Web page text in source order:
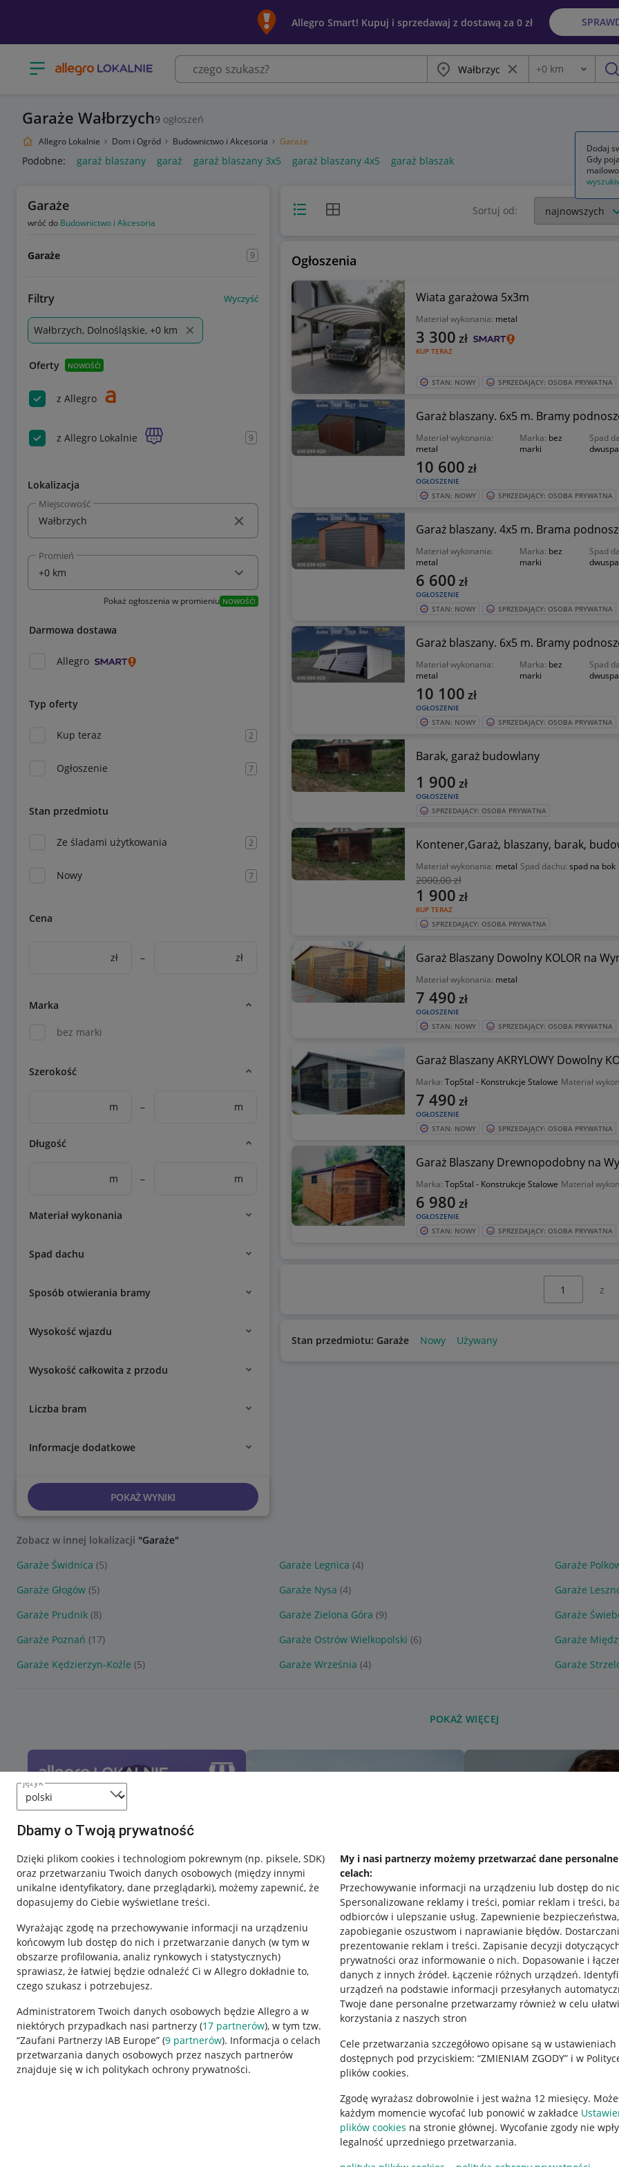
język
Dbamy o Twoją prywatność
Dzięki plikom cookies i technologiom pokrewnym (np. piksele, SDK)
oraz przetwarzaniu Twoich danych osobowych (między innymi
unikalne identyfikatory, dane przeglądarki), możemy zapewnić, że
dopasujemy do Ciebie wyświetlane treści.
Wyrażając zgodę na przechowywanie informacji na urządzeniu
końcowym lub dostęp do nich i przetwarzanie danych (w tym w
obszarze profilowania, analiz rynkowych i statystycznych)
sprawiasz, że łatwiej będzie odnaleźć Ci w Allegro dokładnie to,
czego szukasz i potrzebujesz.
Administratorem Twoich danych osobowych będzie Allegro a w
niektórych przypadkach nasi partnerzy (17 partnerów), w tym tzw.
“Zaufani Partnerzy IAB Europe” (9 partnerów). Informacja o celach
przetwarzania danych osobowych przez naszych partnerów
znajduje się w ich politykach ochrony prywatności.
My i nasi partnerzy możemy przetwarzać dane
celach:
Przechowywanie informacji na urządzeniu lub dostęp do
Spersonalizowane reklamy i treści, pomiar reklam i treści,
odbiorców i ulepszanie usług. Zapewnienie bezpieczeństwa,
zapobieganie oszustwom i naprawianie błędów.
prezentowanie reklam i treści. Zapisanie decyzji
prywatności oraz informowanie o nich. Dopasowanie i
danych z innych źródeł. Łączenie różnych urządzeń.
urządzeń na podstawie informacji przesyłanych
Twoje dane personalne przetwarzamy również w celu
korzystania z naszych stron
Cele przetwarzania szczegółowo opisane są w ustawieniach
dostępnych pod przyciskiem: “ZMIENIAM ZGODY” i w
plików cookies.
Zgodę wyrażasz dobrowolnie i jest ważna 12 miesięcy.
każdym momencie wycofać lub ponowić w zakładce
plików cookies na stronie głównej. Wycofanie zgody nie
legalność uprzedniego przetwarzania.
Allegro Smart! Kupuj i sprzedawaj z dostawą za 0 zł
Otwórz menu z kategoriami Miasto Wyczyść frazę
Odległość
+0 km
Garaże Wałbrzych9 ogłoszeń
Allegro Lokalnie Dom i Ogród Budownictwo i Akcesoria Garaże
Podobne: garaż blaszany garaż garaż blaszany 3x5 garaż blaszany 4x5 garaż blaszak
Garaże
wróć do Budownictwo i Akcesoria
Garaże 9
Filtry Wyczyść
Wałbrzych, Dolnośląskie, +0 km
Oferty NOWOŚĆ!
z Allegro
z Allegro Lokalnie 9
Lokalizacja
Miejscowość
Promień
Pokaż ogłoszenia w promieniu NOWOŚĆ!
Darmowa dostawa
Allegro
Typ oferty
Kup teraz 2
Ogłoszenie 7
Stan przedmiotu
Ze śladami użytkowania 2
Nowy 7
Cena
zł – zł
Marka
bez marki
Szerokość
m – m
Długość
m – m
Materiał wykonania
Spad dachu
Sposób otwierania bramy
Wysokość wjazdu
Wysokość całkowita z przodu
Liczba bram
Informacje dodatkowe
POKAŻ WYNIKI
Widok listyWidok siatki Sortuj od:
Ogłoszenia
Wiata garażowa 5x3m
Materiał wykonania: metal
KUP TERAZ
3 300 zł
STAN: NOWY SPRZEDAJĄCY: OSOBA PRYWATNA
Garaż blaszany. 6x5 m. Bramy
Materiał wykonania:
metal
Marka: bez
marki
Spad
OGŁOSZENIE
10 600 zł
STAN: NOWY SPRZEDAJĄCY: OSOBA PRYWATNA
Garaż blaszany. 4x5 m. Brama
Materiał wykonania:
metal
Marka: bez
marki
Spad
OGŁOSZENIE
6 600 zł
STAN: NOWY SPRZEDAJĄCY: OSOBA PRYWATNA
Garaż blaszany. 6x5 m. Bramy
Materiał wykonania:
metal
Marka: bez
marki
Spad
OGŁOSZENIE
10 100 zł
STAN: NOWY SPRZEDAJĄCY: OSOBA PRYWATNA
Barak, garaż budowlany
OGŁOSZENIE
1 900 zł
SPRZEDAJĄCY: OSOBA PRYWATNA
Kontener,Garaż, blaszany, barak,
Materiał wykonania: metal Spad dachu: spad na bok
2000,00 zł
KUP TERAZ
1 900 zł
SPRZEDAJĄCY: OSOBA PRYWATNA
Garaż Blaszany Dowolny KOLOR na
Materiał wykonania: metal
OGŁOSZENIE
7 490 zł
STAN: NOWY SPRZEDAJĄCY: OSOBA PRYWATNA
Garaż Blaszany AKRYLOWY Dowolny
Marka: TopStal - Konstrukcje Stalowe Materiał
OGŁOSZENIE
7 490 zł
STAN: NOWY SPRZEDAJĄCY: OSOBA PRYWATNA
Garaż Blaszany Drewnopodobny na
Marka: TopStal - Konstrukcje Stalowe Materiał
OGŁOSZENIE
6 980 zł
STAN: NOWY SPRZEDAJĄCY: OSOBA PRYWATNA
z
Stan przedmiotu: Garaże Nowy Używany
Zobacz w innej lokalizacji "Garaże"
Garaże Świdnica (5) Garaże Legnica (4) Garaże
Garaże Głogów (5) Garaże Nysa (4) Garaże
Garaże Prudnik (8) Garaże Zielona Góra (9) Garaże
Garaże Poznań (17) Garaże Ostrów Wielkopolski (6) Garaże
Garaże Kędzierzyn-Koźle (5) Garaże Września (4) Garaże
POKAŻ WIĘCEJ
Przydatne informacje
Jak to działa
Napisz do nas
Allegro Gadane dla sprzedających
Regulamin
Polityka plików "cookies"
Ustawienia plików "cookies"
Udostępnianie lokalizacji
Informacje dla Aktu o Usługach Cyfrowych
Pobierz aplikację
Dodaj
Gdy